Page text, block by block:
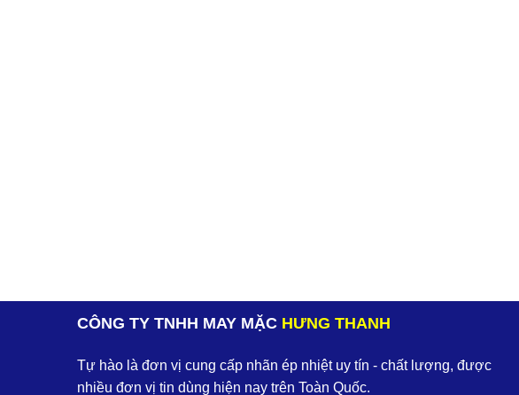
CÔNG TY TNHH MAY MẶC HƯNG THANH
Tự hào là đơn vị cung cấp nhãn ép nhiệt uy tín - chất lượng, được
nhiều đơn vị tin dùng hiện nay trên Toàn Quốc.